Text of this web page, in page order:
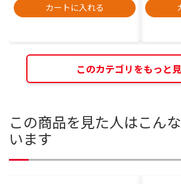
カートに入れる
このカテゴリをもっと
この商品を見た人はこん
います